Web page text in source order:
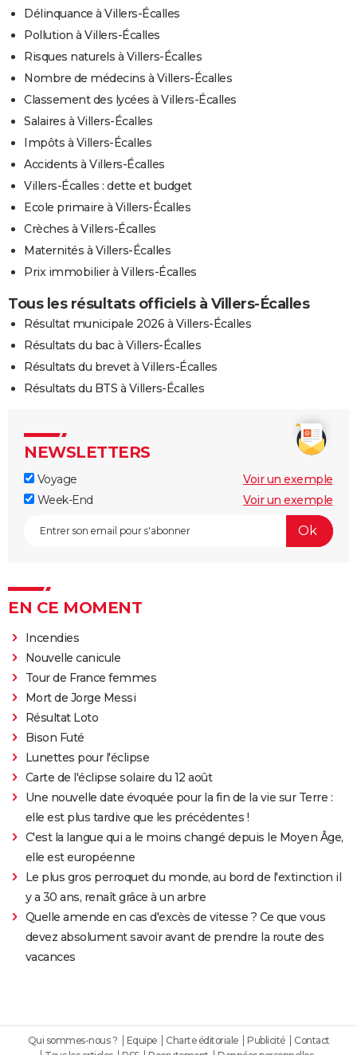
Délinquance à Villers-Écalles
Pollution à Villers-Écalles
Risques naturels à Villers-Écalles
Nombre de médecins à Villers-Écalles
Classement des lycées à Villers-Écalles
Salaires à Villers-Écalles
Impôts à Villers-Écalles
Accidents à Villers-Écalles
Villers-Écalles : dette et budget
Ecole primaire à Villers-Écalles
Crèches à Villers-Écalles
Maternités à Villers-Écalles
Prix immobilier à Villers-Écalles
Tous les résultats officiels à Villers-Écalles
Résultat municipale 2026 à Villers-Écalles
Résultats du bac à Villers-Écalles
Résultats du brevet à Villers-Écalles
Résultats du BTS à Villers-Écalles
NEWSLETTERS
Voyage
Voir un exemple
Week-End
Voir un exemple
EN CE MOMENT
Incendies
Nouvelle canicule
Tour de France femmes
Mort de Jorge Messi
Résultat Loto
Bison Futé
Lunettes pour l'éclipse
Carte de l'éclipse solaire du 12 août
Une nouvelle date évoquée pour la fin de la vie sur Terre :
elle est plus tardive que les précédentes !
C'est la langue qui a le moins changé depuis le Moyen Âge,
elle est européenne
Le plus gros perroquet du monde, au bord de l'extinction il
y a 30 ans, renaît grâce à un arbre
Quelle amende en cas d'excès de vitesse ? Ce que vous
devez absolument savoir avant de prendre la route des
vacances
Qui sommes-nous ? Equipe Charte éditoriale Publicité
Contact